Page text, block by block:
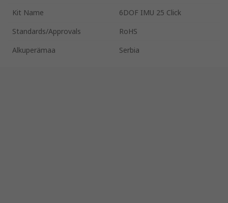
Kit Name
6DOF IMU 25 Click
Standards/Approvals
RoHS
Alkuperämaa
Serbia